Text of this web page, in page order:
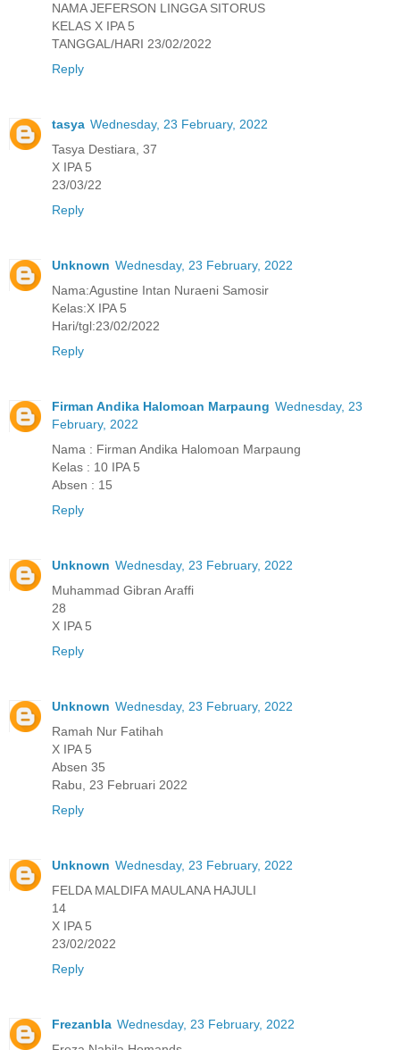
NAMA JEFERSON LINGGA SITORUS
KELAS X IPA 5
TANGGAL/HARI 23/02/2022
Reply
tasya Wednesday, 23 February, 2022
Tasya Destiara, 37
X IPA 5
23/03/22
Reply
Unknown Wednesday, 23 February, 2022
Nama:Agustine Intan Nuraeni Samosir
Kelas:X IPA 5
Hari/tgl:23/02/2022
Reply
Firman Andika Halomoan Marpaung Wednesday, 23
February, 2022
Nama : Firman Andika Halomoan Marpaung
Kelas : 10 IPA 5
Absen : 15
Reply
Unknown Wednesday, 23 February, 2022
Muhammad Gibran Araffi
28
X IPA 5
Reply
Unknown Wednesday, 23 February, 2022
Ramah Nur Fatihah
X IPA 5
Absen 35
Rabu, 23 Februari 2022
Reply
Unknown Wednesday, 23 February, 2022
FELDA MALDIFA MAULANA HAJULI
14
X IPA 5
23/02/2022
Reply
Frezanbla Wednesday, 23 February, 2022